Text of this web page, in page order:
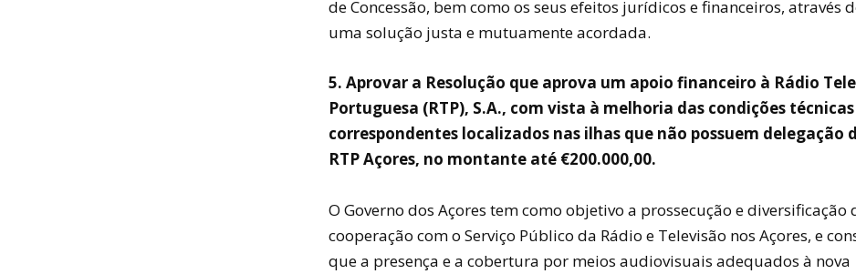
de Concessão, bem como os seus efeitos jurídicos e financeiros, através
uma solução justa e mutuamente acordada.
5. Aprovar a Resolução que aprova um apoio financeiro à Rádio
Portuguesa (RTP), S.A., com vista à melhoria das condições
correspondentes localizados nas ilhas que não possuem delegação
RTP Açores, no montante até €200.000,00.
O Governo dos Açores tem como objetivo a prossecução e diversificação
cooperação com o Serviço Público da Rádio e Televisão nos Açores, e
que a presença e a cobertura por meios audiovisuais adequados à nova